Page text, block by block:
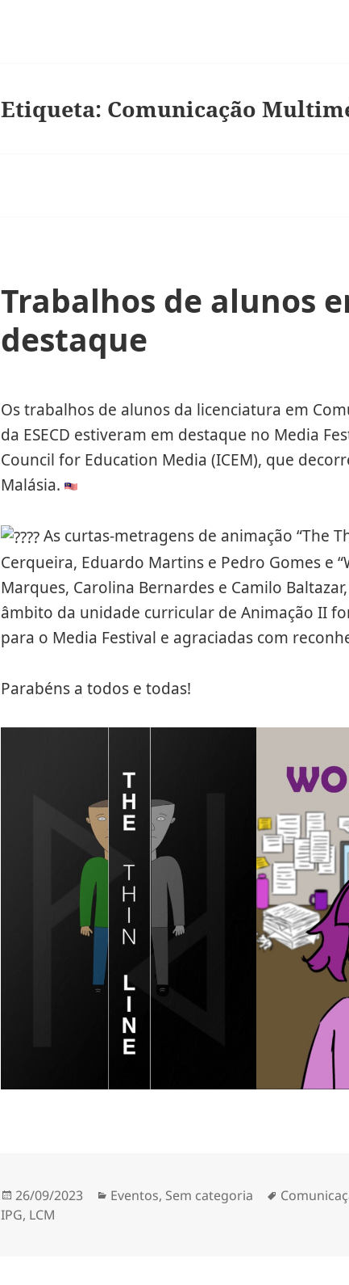
Etiqueta: Comunicação
Trabalhos de alunos
destaque
Os trabalhos de alunos da licenciatura em
da ESECD estiveram em destaque no Media
Council for Education Media (ICEM), que
Malásia.
As curtas-metragens de animação “The
Cerqueira, Eduardo Martins e Pedro Gomes e
Marques, Carolina Bernardes e Camilo
âmbito da unidade curricular de Animação II
para o Media Festival e agraciadas com
Parabéns a todos e todas!
Publicado
a
26/09/2023 Categorias
Eventos, Sem categoria Etiquetas
IPG, LCM